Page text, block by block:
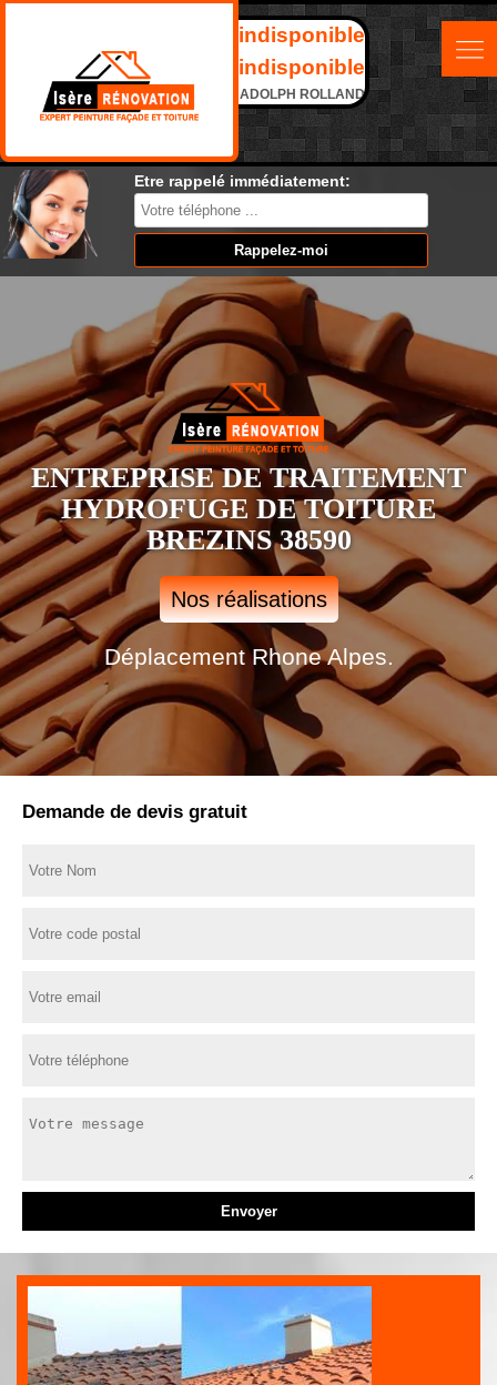
indisponible
indisponible
ADOLPH ROLLAND
Etre rappelé immédiatement:
ENTREPRISE DE TRAITEMENT
HYDROFUGE DE TOITURE
BREZINS 38590
Nos réalisations
Déplacement Rhone Alpes.
Demande de devis gratuit